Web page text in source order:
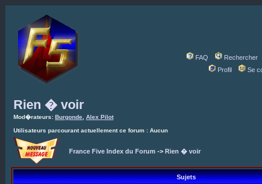
FAQ
Rechercher
Profil
Se
Rien � voir
Mod�rateurs: Burgonde Alex Pilot
Utilisateurs parcourant actuellement ce forum : Aucun
France Five Index du Forum -> Rien � voir
Sujets